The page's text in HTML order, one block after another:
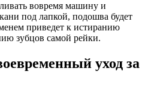
вовремя машину и
под лапкой, подошва будет
приведет к истиранию
зубцов самой рейки.
уход за